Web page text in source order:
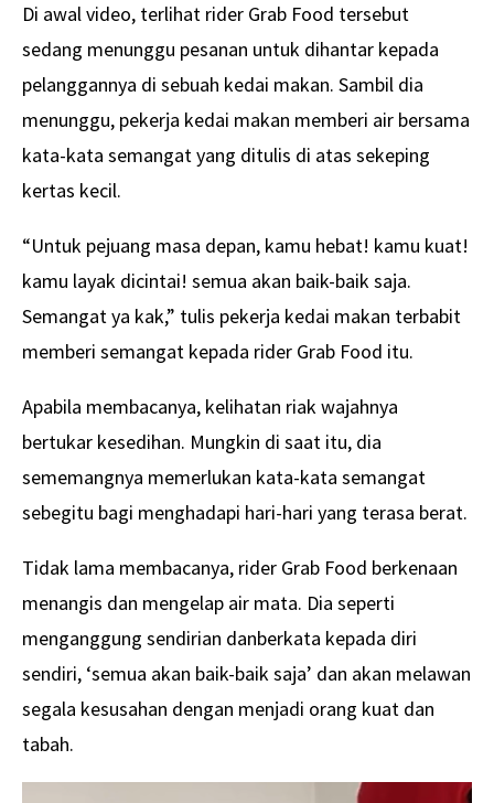
Di awal video, terlihat rider Grab Food tersebut
sedang menunggu pesanan untuk dihantar kepada
pelanggannya di sebuah kedai makan. Sambil dia
menunggu, pekerja kedai makan memberi air bersama
kata-kata semangat yang ditulis di atas sekeping
kertas kecil.
“Untuk pejuang masa depan, kamu hebat! kamu kuat!
kamu layak dicintai! semua akan baik-baik saja.
Semangat ya kak,” tulis pekerja kedai makan terbabit
memberi semangat kepada rider Grab Food itu.
Apabila membacanya, kelihatan riak wajahnya
bertukar kesedihan. Mungkin di saat itu, dia
sememangnya memerlukan kata-kata semangat
sebegitu bagi menghadapi hari-hari yang terasa berat.
Tidak lama membacanya, rider Grab Food berkenaan
menangis dan mengelap air mata. Dia seperti
menganggung sendirian danberkata kepada diri
sendiri, ‘semua akan baik-baik saja’ dan akan melawan
segala kesusahan dengan menjadi orang kuat dan
tabah.